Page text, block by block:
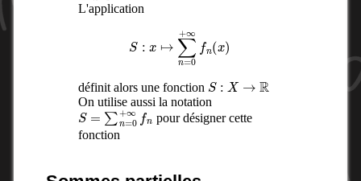
L'application
0+
définit alors une fonction S: →
On utilise aussi la notation
S=∑n=0+∞fnpour désigner cette
fonction